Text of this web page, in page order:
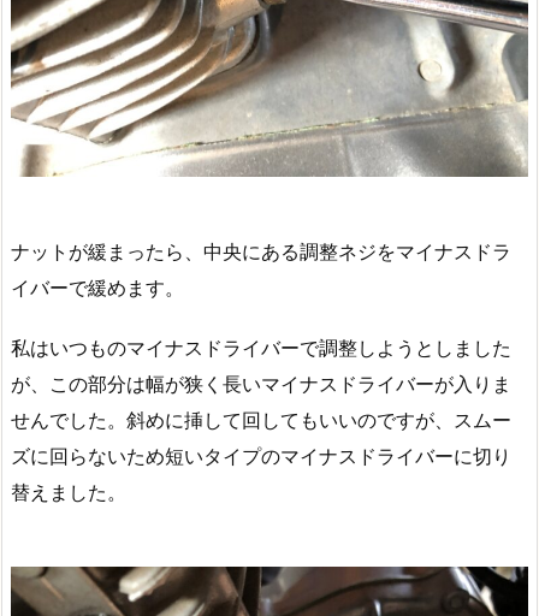
ナットが緩まったら、中央にある調整ネジをマイナスドラ
イバーで緩めます。
私はいつものマイナスドライバーで調整しようとしました
が、この部分は幅が狭く長いマイナスドライバーが入りま
せんでした。斜めに挿して回してもいいのですが、スムー
ズに回らないため短いタイプのマイナスドライバーに切り
替えました。